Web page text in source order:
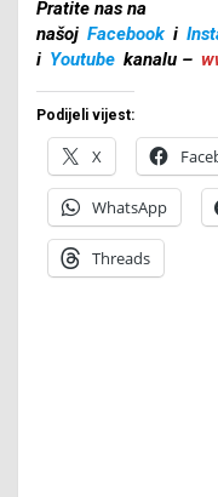
Pratite nas na
našoj Facebook i
i Youtube kanalu –
Podijeli vijest:
X
WhatsApp
Threads